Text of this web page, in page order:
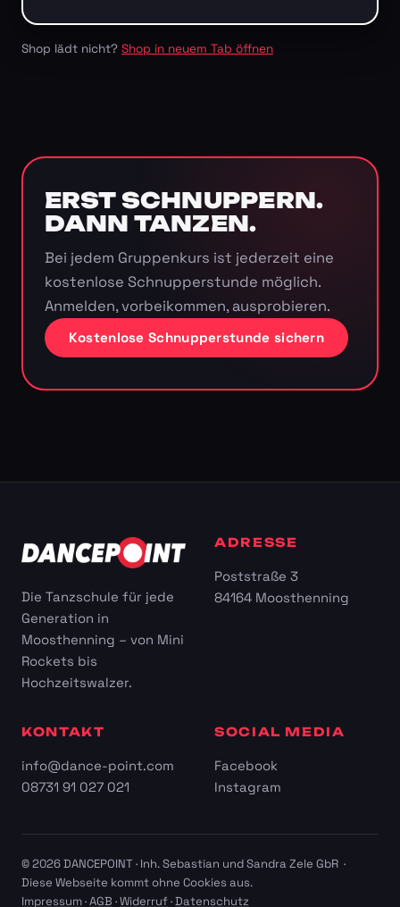
Shop lädt nicht? Shop in neuem Tab öffnen
ERST SCHNUPPERN.
DANN TANZEN.
Bei jedem Gruppenkurs ist jederzeit eine
kostenlose Schnupperstunde möglich.
Anmelden, vorbeikommen, ausprobieren.
Kostenlose Schnupperstunde sichern
Die Tanzschule für jede
Generation in
Moosthenning – von Mini
Rockets bis
Hochzeitswalzer.
ADRESSE
Poststraße 3
84164 Moosthenning
KONTAKT
info@dance-point.com
08731 91 027 021
SOCIAL MEDIA
Facebook
Instagram
© 2026 DANCEPOINT · Inh. Sebastian und Sandra Zele GbR ·
Diese Webseite kommt ohne Cookies aus.
Impressum·AGB ·Widerruf·Datenschutz